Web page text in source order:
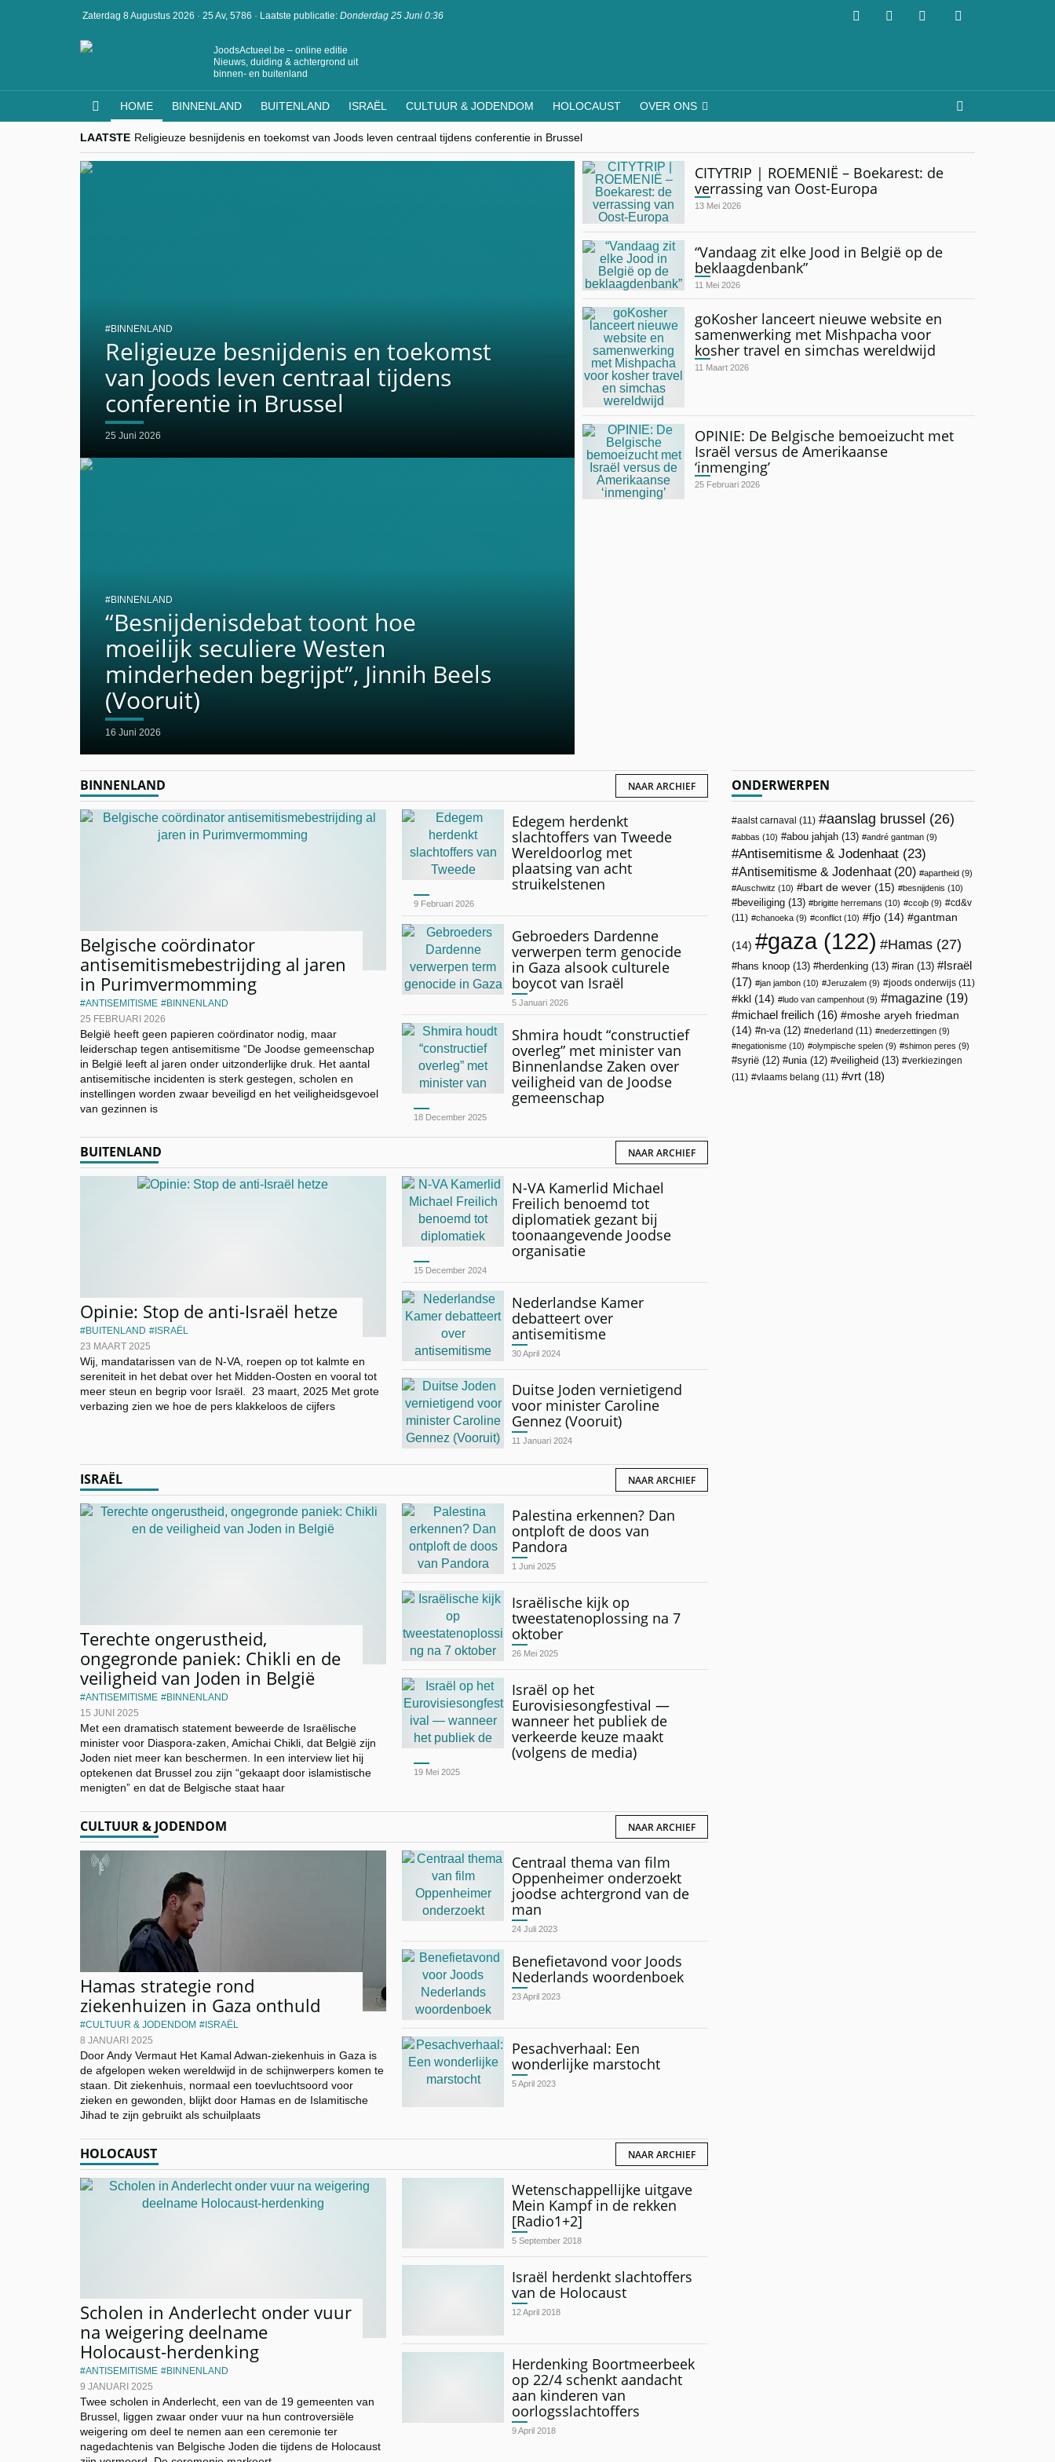
Zaterdag 8 Augustus 2026 · 25 Av, 5786 · Laatste publicatie: Donderdag 25 Juni 0:36
JoodsActueel.be – online editie
Nieuws, duiding & achtergrond uit
binnen- en buitenland
HOME BINNENLAND BUITENLAND ISRAËL CULTUUR & JODENDOM HOLOCAUST OVER ONS
LAATSTE Religieuze besnijdenis en toekomst van Joods leven centraal tijdens conferentie in Brussel
“Besnijdenisdebat toont hoe moeilijk seculiere Westen minderheden begrijpt”, Jinnih Beels (Vooruit)
goKosher lanceert nieuwe website en samenwerking met Mishpacha voor kosher travel en simchas wereldwijd
BINNENLAND
Religieuze besnijdenis en toekomst
van Joods leven centraal tijdens
conferentie in Brussel
25 Juni 2026
BINNENLAND
“Besnijdenisdebat toont hoe
moeilijk seculiere Westen
minderheden begrijpt”, Jinnih Beels
(Vooruit)
16 Juni 2026
CITYTRIP | ROEMENIË – Boekarest: de
verrassing van Oost-Europa
13 Mei 2026
“Vandaag zit elke Jood in België op de
beklaagdenbank”
11 Mei 2026
goKosher lanceert nieuwe website en
samenwerking met Mishpacha voor
kosher travel en simchas wereldwijd
11 Maart 2026
OPINIE: De Belgische bemoeizucht met
Israël versus de Amerikaanse
‘inmenging’
25 Februari 2026
BINNENLAND NAAR ARCHIEF
ANTISEMITISME BINNENLAND
Belgische coördinator
antisemitismebestrijding al jaren
in Purimvermomming
25 FEBRUARI 2026
België heeft geen papieren coördinator nodig, maar
leiderschap tegen antisemitisme “De Joodse gemeenschap
in België leeft al jaren onder uitzonderlijke druk. Het aantal
antisemitische incidenten is sterk gestegen, scholen en
instellingen worden zwaar beveiligd en het veiligheidsgevoel
van gezinnen is
Edegem herdenkt
slachtoffers van Tweede
Wereldoorlog met
plaatsing van acht
struikelstenen
9 Februari 2026
Gebroeders Dardenne
verwerpen term genocide
in Gaza alsook culturele
boycot van Israël
5 Januari 2026
Shmira houdt “constructief
overleg” met minister van
Binnenlandse Zaken over
veiligheid van de Joodse
gemeenschap
18 December 2025
BUITENLAND NAAR ARCHIEF
BUITENLAND ISRAËL
Opinie: Stop de anti-Israël hetze
23 MAART 2025
Wij, mandatarissen van de N-VA, roepen op tot kalmte en
sereniteit in het debat over het Midden-Oosten en vooral tot
meer steun en begrip voor Israël. 23 maart, 2025 Met grote
verbazing zien we hoe de pers klakkeloos de cijfers
N-VA Kamerlid Michael
Freilich benoemd tot
diplomatiek gezant bij
toonaangevende Joodse
organisatie
15 December 2024
Nederlandse Kamer
debatteert over
antisemitisme
30 April 2024
Duitse Joden vernietigend
voor minister Caroline
Gennez (Vooruit)
11 Januari 2024
ISRAËL NAAR ARCHIEF
ANTISEMITISME BINNENLAND
Terechte ongerustheid,
ongegronde paniek: Chikli en de
veiligheid van Joden in België
15 JUNI 2025
Met een dramatisch statement beweerde de Israëlische
minister voor Diaspora-zaken, Amichai Chikli, dat België zijn
Joden niet meer kan beschermen. In een interview liet hij
optekenen dat Brussel zou zijn “gekaapt door islamistische
menigten” en dat de Belgische staat haar
Palestina erkennen? Dan
ontploft de doos van
Pandora
1 Juni 2025
Israëlische kijk op
tweestatenoplossing na 7
oktober
26 Mei 2025
Israël op het
Eurovisiesongfestival —
wanneer het publiek de
verkeerde keuze maakt
(volgens de media)
19 Mei 2025
CULTUUR & JODENDOM NAAR ARCHIEF
CULTUUR & JODENDOM ISRAËL
Hamas strategie rond
ziekenhuizen in Gaza onthuld
8 JANUARI 2025
Door Andy Vermaut Het Kamal Adwan-ziekenhuis in Gaza is
de afgelopen weken wereldwijd in de schijnwerpers komen te
staan. Dit ziekenhuis, normaal een toevluchtsoord voor
zieken en gewonden, blijkt door Hamas en de Islamitische
Jihad te zijn gebruikt als schuilplaats
Centraal thema van film
Oppenheimer onderzoekt
joodse achtergrond van de
man
24 Juli 2023
Benefietavond voor Joods
Nederlands woordenboek
23 April 2023
Pesachverhaal: Een
wonderlijke marstocht
5 April 2023
HOLOCAUST NAAR ARCHIEF
ANTISEMITISME BINNENLAND
Scholen in Anderlecht onder vuur
na weigering deelname
Holocaust-herdenking
9 JANUARI 2025
Twee scholen in Anderlecht, een van de 19 gemeenten van
Brussel, liggen zwaar onder vuur na hun controversiële
weigering om deel te nemen aan een ceremonie ter
nagedachtenis van Belgische Joden die tijdens de Holocaust
Wetenschappellijke uitgave
Mein Kampf in de rekken
[Radio1+2]
5 September 2018
Israël herdenkt slachtoffers
van de Holocaust
12 April 2018
Herdenking Boortmeerbeek
op 22/4 schenkt aandacht
aan kinderen van
oorlogsslachtoffers
9 April 2018
ONDERWERPEN
aalst carnaval (11) aanslag brussel (26)
abbas (10) abou jahjah (13) andré gantman (9)
Antisemitisme & Jodenhaat (23)
Antisemitisme & Jodenhaat(20) apartheid (9)
Auschwitz (10) bart de wever (15) besnijdenis (10)
beveiliging (13) brigitte herremans (10) ccojb (9)
cd&v
(11)
chanoeka (9) conflict (10) fjo (14) gantman
(14) gaza(122) Hamas (27)
hans knoop (13) herdenking (13) iran (13)
Israël
(17)
jan jambon (10) Jeruzalem (9) joods onderwijs (11)
kkl (14) ludo van campenhout (9) magazine (19)
michael freilich (16)
moshe aryeh friedman
(14)
n-va(12) nederland (11) nederzettingen (9)
negationisme (10) olympische spelen (9) shimon peres (9)
syrië (12) unia(12) veiligheid (13)
verkiezingen
(11)
vlaams belang (11) vrt (18)